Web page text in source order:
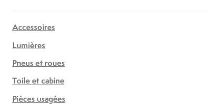
Accessoires
Lumières
Pneus et roues
Toile et cabine
Pièces usagées